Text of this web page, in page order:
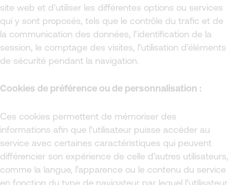
site web et d’utiliser les différentes options ou services
qui y sont proposés, tels que le contrôle du trafic et de
la communication des données, l’identification de la
session, le comptage des visites, l’utilisation d’éléments
de sécurité pendant la navigation.
Cookies de préférence ou de personnalisation :
Ces cookies permettent de mémoriser des
informations afin que l’utilisateur puisse accéder au
service avec certaines caractéristiques qui peuvent
différencier son expérience de celle d’autres utilisateurs,
comme la langue, l’apparence ou le contenu du service
en fonction du type de navigateur par lequel l’utilisateur